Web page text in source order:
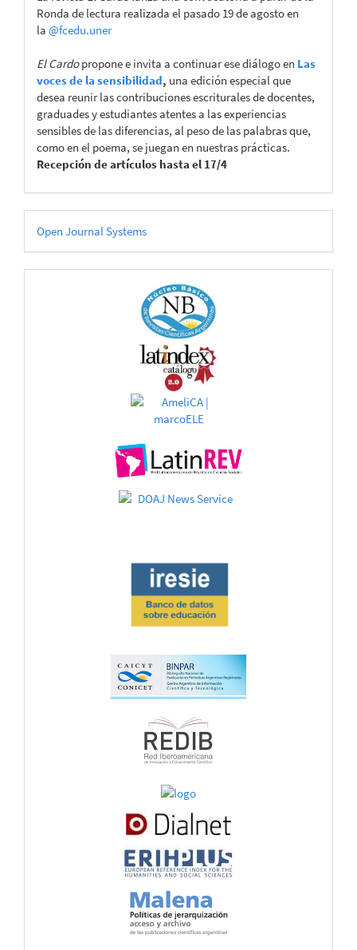
Ronda de lectura realizada el pasado 19 de agosto en
la @fcedu.uner
El Cardopropone e invita a continuar ese diálogo en Las
voces de la sensibilidad, una edición especial que
desea reunir las contribuciones escriturales de docentes,
graduades y estudiantes atentes a las experiencias
sensibles de las diferencias, al peso de las palabras que,
como en el poema, se juegan en nuestras prácticas.
Recepción de artículos hasta el 17/4
Desarrollado
por
Open Journal Systems
CATÁLOGOS